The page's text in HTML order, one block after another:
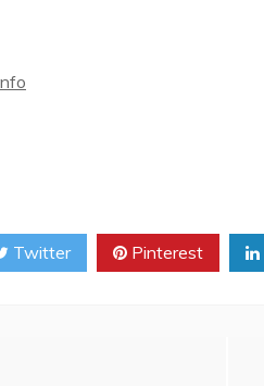
Twitter Pinterest